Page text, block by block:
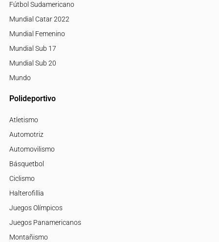
Fútbol Sudamericano
Mundial Catar 2022
Mundial Femenino
Mundial Sub 17
Mundial Sub 20
Mundo
Polideportivo
Atletismo
Automotriz
Automovilismo
Básquetbol
Ciclismo
Halterofillia
Juegos Olímpicos
Juegos Panamericanos
Montañismo